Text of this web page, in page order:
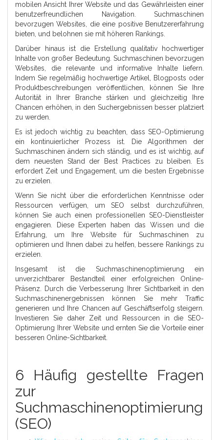
mobilen Ansicht Ihrer Website und das Gewährleisten einer
benutzerfreundlichen Navigation. Suchmaschinen
bevorzugen Websites, die eine positive Benutzererfahrung
bieten, und belohnen sie mit höheren Rankings.
Darüber hinaus ist die Erstellung qualitativ hochwertiger
Inhalte von großer Bedeutung. Suchmaschinen bevorzugen
Websites, die relevante und informative Inhalte liefern.
Indem Sie regelmäßig hochwertige Artikel, Blogposts oder
Produktbeschreibungen veröffentlichen, können Sie Ihre
Autorität in Ihrer Branche stärken und gleichzeitig Ihre
Chancen erhöhen, in den Suchergebnissen besser platziert
zu werden.
Es ist jedoch wichtig zu beachten, dass SEO-Optimierung
ein kontinuierlicher Prozess ist. Die Algorithmen der
Suchmaschinen ändern sich ständig, und es ist wichtig, auf
dem neuesten Stand der Best Practices zu bleiben. Es
erfordert Zeit und Engagement, um die besten Ergebnisse
zu erzielen.
Wenn Sie nicht über die erforderlichen Kenntnisse oder
Ressourcen verfügen, um SEO selbst durchzuführen,
können Sie auch einen professionellen SEO-Dienstleister
engagieren. Diese Experten haben das Wissen und die
Erfahrung, um Ihre Website für Suchmaschinen zu
optimieren und Ihnen dabei zu helfen, bessere Rankings zu
erzielen.
Insgesamt ist die Suchmaschinenoptimierung ein
unverzichtbarer Bestandteil einer erfolgreichen Online-
Präsenz. Durch die Verbesserung Ihrer Sichtbarkeit in den
Suchmaschinenergebnissen können Sie mehr Traffic
generieren und Ihre Chancen auf Geschäftserfolg steigern.
Investieren Sie daher Zeit und Ressourcen in die SEO-
Optimierung Ihrer Website und ernten Sie die Vorteile einer
besseren Online-Sichtbarkeit.
6 Häufig gestellte Fragen
zur
Suchmaschinenoptimierung
(SEO)